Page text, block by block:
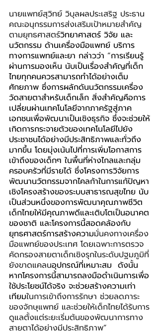
นายแพทย์สุวิทย์ วิบุลผลประเสริฐ ประธาน
คณะอนุกรรมการส่งเสริมเป้าหมายสำคัญ
ตามยุทธศาสตร์วิทยาศาสตร์ วิจัย และ
นวัตกรรม ด้านเครื่องมือแพทย์ บริการ
ทางการแพทย์และยา กล่าวว่า “การเรียนรู้
ผ่านการมองเห็น นับเป็นเรื่องสำคัญที่เด็ก
ไทยทุกคนควรสามารถทำได้อย่างเต็ม
ศักยภาพ ซึ่งการผลักดันนวัตกรรมเครื่อง
วัดสายตาสำหรับเด็กเล็ก สิ่งสำคัญคือการ
เปลี่ยนผ่านเทคโนโลยีจากภาครัฐสู่ภาค
เอกชนเพื่อพัฒนาเป็นเชิงธุรกิจ ซึ่งจะช่วยให้
เกิดการกระจายตัวของเทคโนโลยีไปยัง
ประชาชนได้อย่างมีประสิทธิภาพและทั่วถึง
มากขึ้น โดยมุ่งเน้นไปที่การเพิ่มโอกาสการ
เข้าถึงของเด็กๆ ในพื้นที่ห่างไกลและกลุ่ม
ครอบครัวที่มีรายได้ ซึ่งโครงการวิจัยการ
พัฒนานวัตกรรมจากไคลก้าในการแก้ปัญหา
เชิงโครงสร้างของระบบสาธารณสุขไทย นับ
เป็นส่วนหนึ่งของการพัฒนาคุณภาพชีวิต
เด็กไทยให้มีคุณภาพดีและเติบโตเป็นอนาคต
ของชาติ และโครงการนี้สอดคล้องกับ
ยุทธศาสตร์การสร้างความมั่นคงทางเครื่อง
มือแพทย์ของประเทศ โดยเฉพาะการตรวจ
คัดกรองสายตาเด็กเชิงรุกในระดับปฐมภูมิที่
ยังขาดแคลนอุปกรณ์ที่เหมาะสม  ดังนั้น
หากโครงการนี้สามารถลงมือดำเนินการเพื่อ
ใช้ประโยชน์ได้จริง จะช่วยสร้างความเท่า
เทียมในการเข้าถึงการรักษา ช่วยลดภาระ
ของจักษุแพทย์ และช่วยให้เด็กไทยได้รับการ
ดูแลตั้งแต่ระยะเริ่มต้นของพัฒนาการทาง
สายตาได้อย่างมีประสิทธิภาพ”